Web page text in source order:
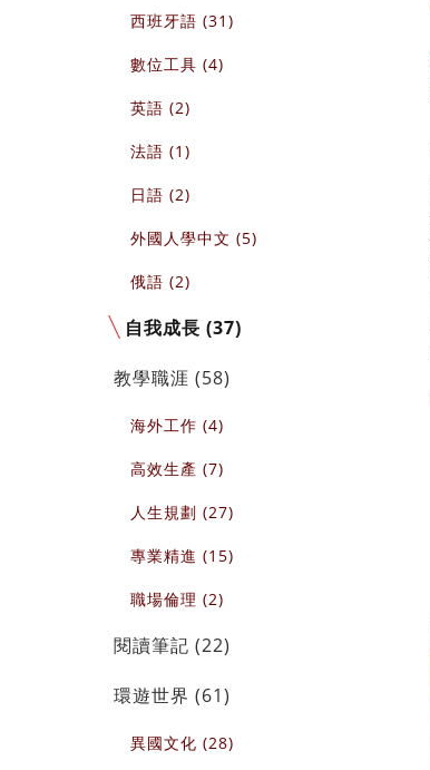
西班牙語 (31)
數位工具 (4)
英語 (2)
法語 (1)
日語 (2)
外國人學中文 (5)
俄語 (2)
自我成長 (37)
教學職涯 (58)
海外工作 (4)
高效生產 (7)
人生規劃 (27)
專業精進 (15)
職場倫理 (2)
閱讀筆記 (22)
環遊世界 (61)
異國文化 (28)